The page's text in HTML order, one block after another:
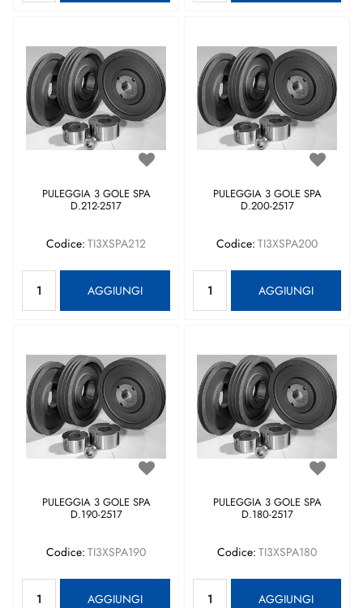
PULEGGIA 3 GOLE SPA
D.212-2517
Codice: TI3XSPA212
AGGIUNGI
PULEGGIA 3 GOLE SPA
D.200-2517
Codice: TI3XSPA200
AGGIUNGI
PULEGGIA 3 GOLE SPA
D.190-2517
Codice: TI3XSPA190
AGGIUNGI
PULEGGIA 3 GOLE SPA
D.180-2517
Codice: TI3XSPA180
AGGIUNGI